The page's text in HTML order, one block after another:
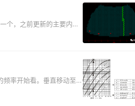
个，之前更新的主要内容
目标方向的增益
提供了源码实现，在此基
频率开始看。垂直移动至
的表给出了几种降雨量和